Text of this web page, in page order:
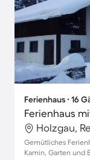
Ferienhaus ∙ 16
Ferienhaus
Holzgau,
Gemütliches
Kamin, Garten und